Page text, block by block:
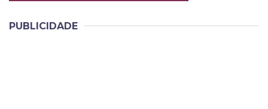
PUBLICIDADE